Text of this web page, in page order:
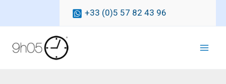
+33 (0)5 57 82 43 96